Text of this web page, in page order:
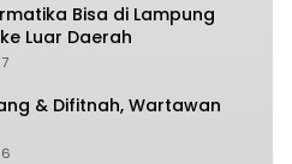
Bisa di Lampung
Luar Daerah
7
& Difitnah, Wartawan
6